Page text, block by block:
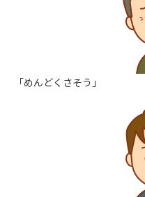
「めんどくさそう」